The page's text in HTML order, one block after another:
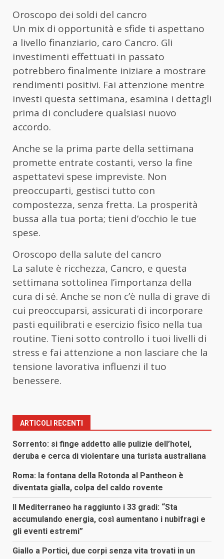
Oroscopo dei soldi del cancro
Un mix di opportunità e sfide ti aspettano
a livello finanziario, caro Cancro. Gli
investimenti effettuati in passato
potrebbero finalmente iniziare a mostrare
rendimenti positivi. Fai attenzione mentre
investi questa settimana, esamina i dettagli
prima di concludere qualsiasi nuovo
accordo.
Anche se la prima parte della settimana
promette entrate costanti, verso la fine
aspettatevi spese impreviste. Non
preoccuparti, gestisci tutto con
compostezza, senza fretta. La prosperità
bussa alla tua porta; tieni d’occhio le tue
spese.
Oroscopo della salute del cancro
La salute è ricchezza, Cancro, e questa
settimana sottolinea l’importanza della
cura di sé. Anche se non c’è nulla di grave di
cui preoccuparsi, assicurati di incorporare
pasti equilibrati e esercizio fisico nella tua
routine. Tieni sotto controllo i tuoi livelli di
stress e fai attenzione a non lasciare che la
tensione lavorativa influenzi il tuo
benessere.
ARTICOLI RECENTI
Sorrento: si finge addetto alle pulizie dell’hotel,
deruba e cerca di violentare una turista australiana
Roma: la fontana della Rotonda al Pantheon è
diventata gialla, colpa del caldo rovente
Il Mediterraneo ha raggiunto i 33 gradi: “Sta
accumulando energia, così aumentano i nubifragi e
gli eventi estremi”
Giallo a Portici, due corpi senza vita trovati in un